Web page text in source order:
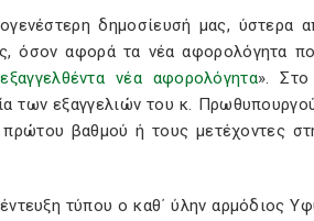
δημοσίευσή μας, ύστερα
όσον αφορά τα νέα αφορολόγητα
νέα αφορολόγητα». Στο
των εξαγγελιών του κ.
βαθμού ή τους μετέχοντες
τύπου ο καθ΄ ύλην αρμόδιος